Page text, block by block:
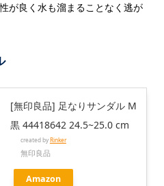
が良く水も溜まることなく逃が
[無印良品] 足なりサンダル M
黒 44418642 24.5~25.0 cm
created byRinker
無印良品
Amazon